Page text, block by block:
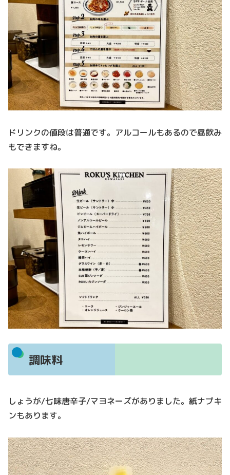
ドリンクの値段は普通です。アルコールもあるので昼飲み
もできますね。
調味料
しょうが/七味唐辛子/マヨネーズがありました。紙ナプキ
ンもあります。